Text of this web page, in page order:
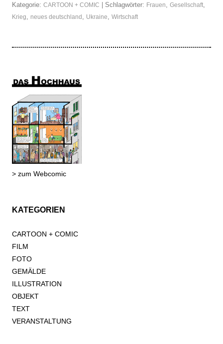
Kategorie: CARTOON + COMIC | Schlagwörter: Frauen, Gesellschaft,
Krieg, neues deutschland , Ukraine, Wirtschaft
> zum Webcomic
KATEGORIEN
CARTOON + COMIC
FILM
FOTO
GEMÄLDE
ILLUSTRATION
OBJEKT
TEXT
VERANSTALTUNG